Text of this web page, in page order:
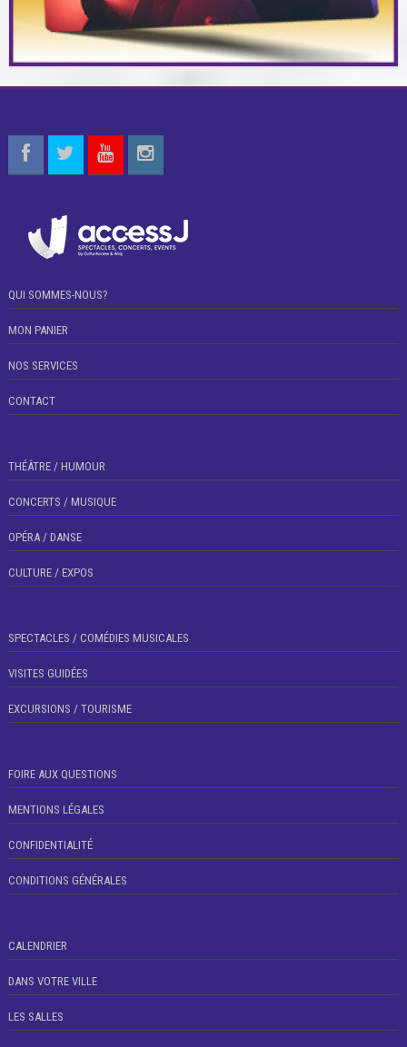
QUI SOMMES-NOUS?
MON PANIER
NOS SERVICES
CONTACT
THÉÂTRE / HUMOUR
CONCERTS / MUSIQUE
OPÉRA / DANSE
CULTURE / EXPOS
SPECTACLES / COMÉDIES MUSICALES
VISITES GUIDÉES
EXCURSIONS / TOURISME
FOIRE AUX QUESTIONS
MENTIONS LÉGALES
CONFIDENTIALITÉ
CONDITIONS GÉNÉRALES
CALENDRIER
DANS VOTRE VILLE
LES SALLES